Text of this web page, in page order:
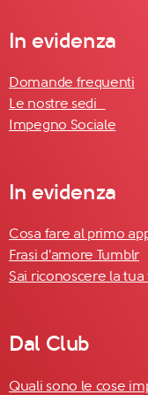
In evidenza
Domande frequenti
Le nostre sedi
Impegno Sociale
In evidenza
Cosa fare al primo
Frasi d'amore Tumblr
Sai riconoscere la
Dal Club
Quali sono le cose